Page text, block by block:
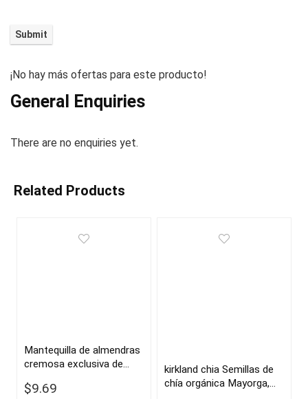
¡No hay más ofertas para este producto!
General Enquiries
There are no enquiries yet.
Related Products
Mantequilla de almendras
cremosa exclusiva de
importado de USA
$9.69
kirkland chia Semillas de
chía orgánica Mayorga,